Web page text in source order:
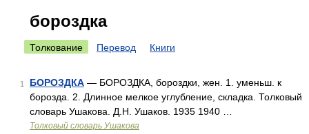
бороздка
Толкование Перевод Книги
1 БОРОЗДКА — БОРОЗДКА, бороздки, жен. 1. уменьш. к
борозда. 2. Длинное мелкое углубление, складка. Толковый
словарь Ушакова. Д.Н. Ушаков. 1935 1940 …
Толковый словарь Ушакова